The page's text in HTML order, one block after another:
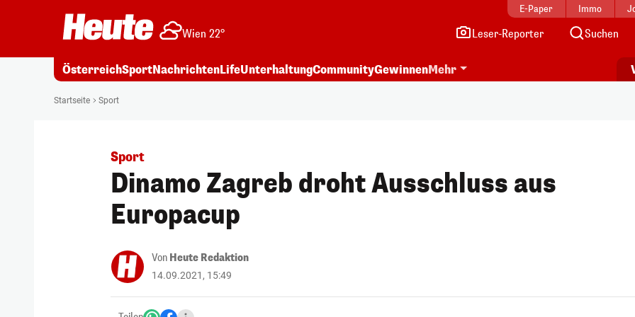
E-Paper Immo
Wien 22° Leser-Reporter Suchen
ÖsterreichSportNachrichtenLifeUnterhaltungCommunityGewinnenMehr
Startseite Sport
Sport
Dinamo Zagreb droht Ausschluss aus
Europacup
Von Heute Redaktion
14.09.2021, 15:49